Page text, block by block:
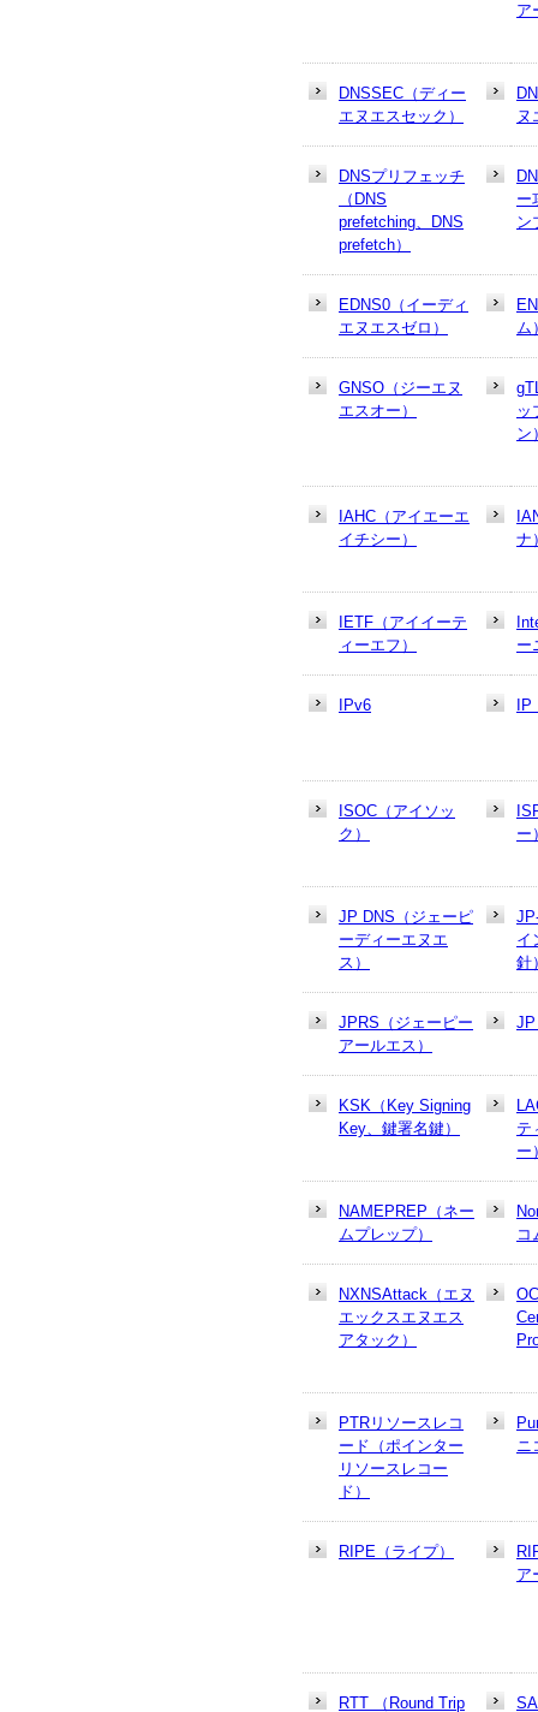
ア
DNSSEC（ディー
エヌエスセック）
ヌ
DNSプリフェッチ
（DNS
prefetching、DNS
prefetch）
ー
ン
EDNS0（イーディ
エヌエスゼロ）
ム
GNSO（ジーエヌ
エスオー）
ッ
ン
IAHC（アイエーエ
イチシー）
ナ
IETF（アイイーテ
ィーエフ）
ー
IPv6
ISOC（アイソッ
ク）
ー
JP DNS（ジェーピ
ーディーエヌエ
ス）
イ
針
JPRS（ジェーピー
アールエス）
JP
KSK（Key Signing
Key、鍵署名鍵）
テ
ー
NAMEPREP（ネー
ムプレップ）
コ
NXNSAttack（エヌ
エックスエヌエス
アタック）
PTRリソースレコ
ード（ポインター
リソースレコー
ド）
ニ
RIPE（ライプ）
ア
RTT （Round Trip